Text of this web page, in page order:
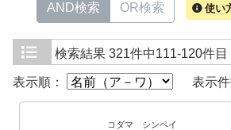
AND検索 OR検索 使い
検索結果 321件中111-120件目
表示順： 表示件
コダマ シンペイ